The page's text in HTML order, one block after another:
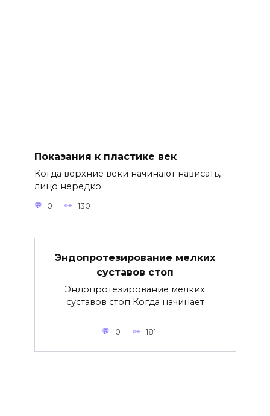
Показания к пластике век
Когда верхние веки начинают нависать,
лицо нередко
0 130
Эндопротезирование мелких
суставов стоп
Эндопротезирование мелких
суставов стоп Когда начинает
0 181